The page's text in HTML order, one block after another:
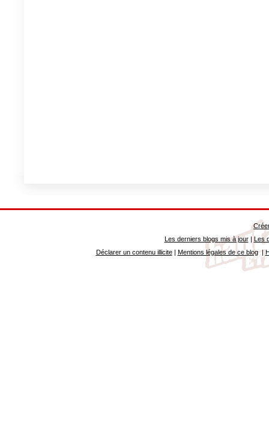
Les derniers blogs mis à jour| Les
Déclarer un contenu illicite| Mentions légales de ce blog|